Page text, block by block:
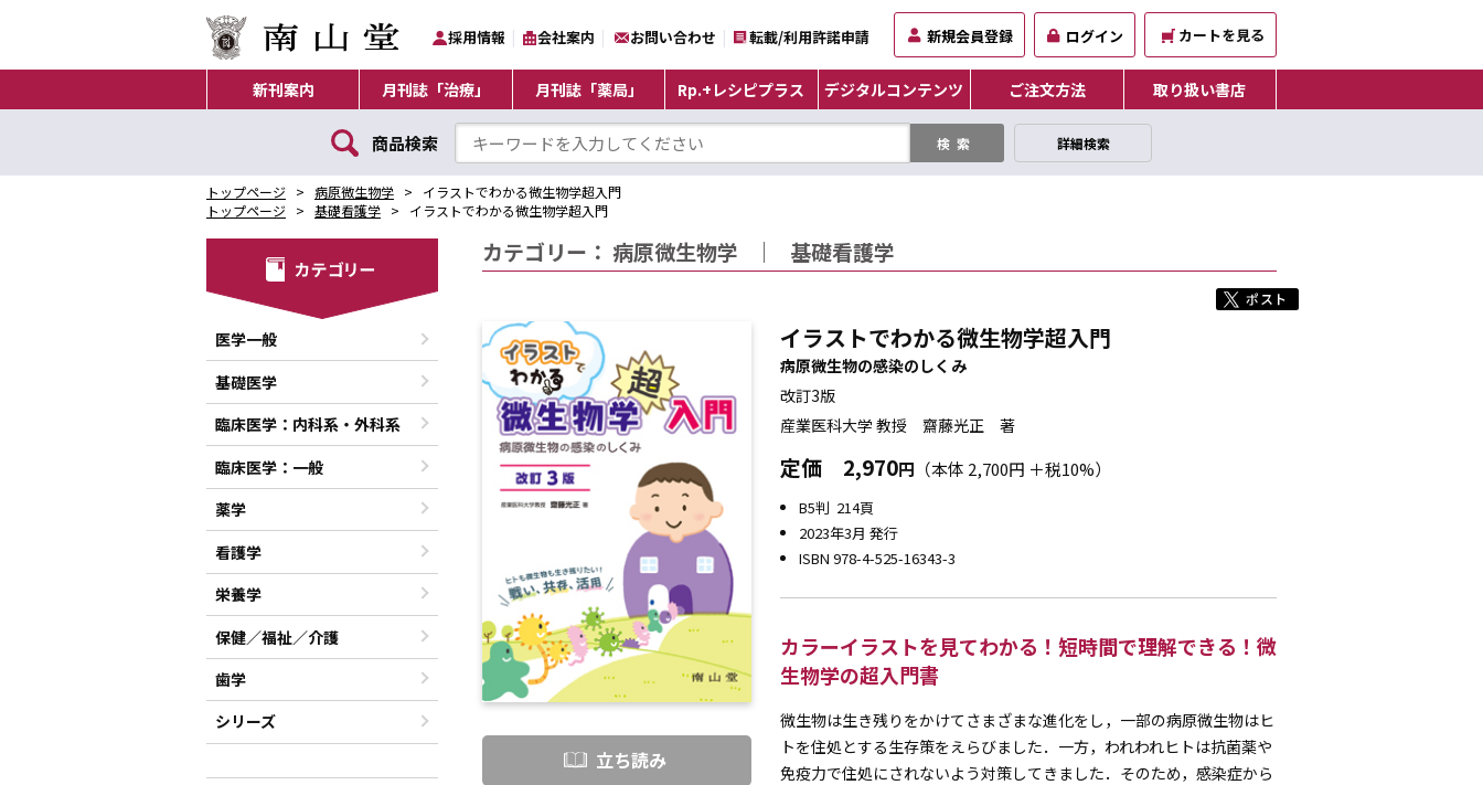
採用情報 会社案内 お問い合わせ 転載/利用許諾申請 新規会員登録 ログイン カートを見る
新刊案内 月刊誌「治療」 月刊誌「薬局」 Rp.+レシピプラス デジタルコンテンツ ご注文方法 取り扱い書店
商品検索 詳細検索
トップページ 病原微生物学
イラストでわかる微生物学超入門
トップページ
基礎看護学 イラストでわかる微生物学超入門
医学一般
基礎医学
臨床医学：内科系・外科系
臨床医学：一般
薬学
看護学
栄養学
保健／福祉／介護
歯学
シリーズ
カテゴリー： 病原微生物学 ｜ 基礎看護学
立ち読み
イラストでわかる微生物学超入門
病原微生物の感染のしくみ
改訂3版
産業医科大学 教授 齋藤光正 著
定価 2,970円 （本体 2,700円 ＋税10%）
B5判 214頁
2023年3月 発行
ISBN 978-4-525-16343-3
カラーイラストを見てわかる！短時間で理解できる！微
生物学の超入門書
微生物は生き残りをかけてさまざまな進化をし，一部の病原微生物はヒ
トを住処とする生存策をえらびました．一方，われわれヒトは抗菌薬や
免疫力で住処にされないよう対策してきました．そのため，感染症から